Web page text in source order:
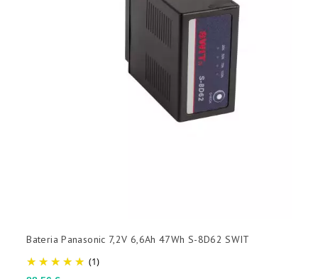
(sem filtro)
(1)
Bateria Panasonic 7,2V 6,6Ah 47Wh S-8D62 SWIT